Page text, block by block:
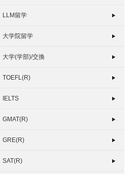
LLM留学
大学院留学
大学(学部)/交換
TOEFL(R)
IELTS
GMAT(R)
GRE(R)
SAT(R)